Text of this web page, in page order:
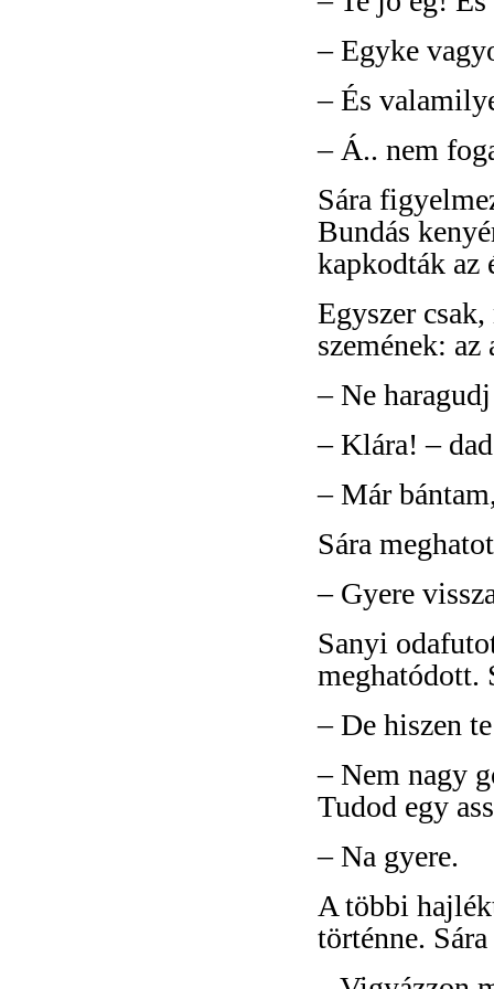
– Egyke
– És
– Á.. nem
Sára
Bundás
kapkodták az
Egyszer
szemének:
– Ne
– Klára! –
– Már
Sára
– Gyere
Sanyi
meghatódott.
– De hiszen
– Nem nagy
Tudod egy
– Na gyere.
A többi
történne.